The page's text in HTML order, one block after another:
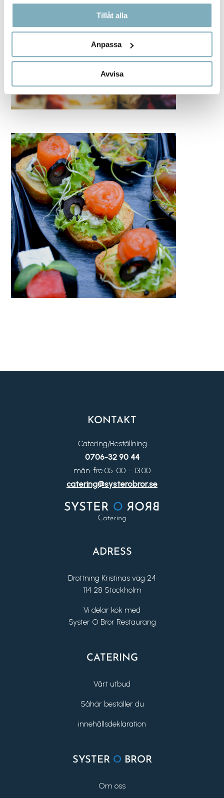
Tillåt alla
Anpassa
Avvisa
KONTAKT
Catering/Beställning
0706-32 90 44
mån-fre 05-00 – 13.00
catering@systerobror.se
ADRESS
Drottning Kristinas väg 24
114 28 Stockholm
Vi delar kök med
Syster O Bror Restaurang
CATERING
Vårt utbud
Såhär beställer du
innehållsdeklaration
SYSTER O BROR
Om oss